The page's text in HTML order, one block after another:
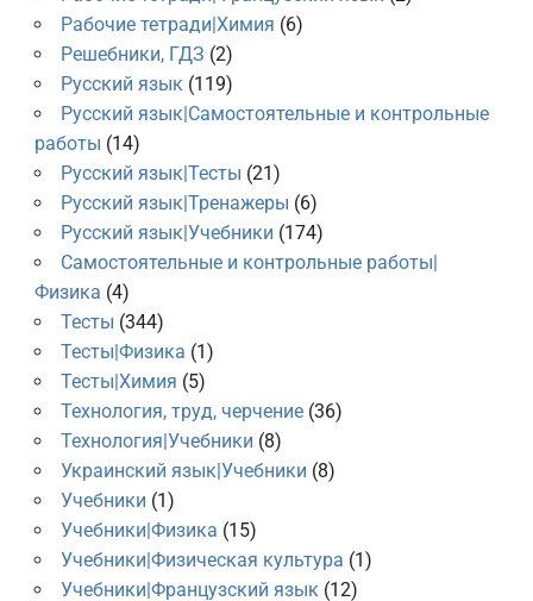
Рабочие тетради|Химия (6)
Решебники, ГДЗ (2)
Русский язык(119)
Русский язык|Самостоятельные и контрольные
работы (14)
Русский язык|Тесты (21)
Русский язык|Тренажеры (6)
Русский язык|Учебники (174)
Самостоятельные и контрольные работы|
Физика (4)
Тесты (344)
Тесты|Физика (1)
Тесты|Химия (5)
Технология, труд, черчение(36)
Технология|Учебники (8)
Украинский язык|Учебники (8)
Учебники (1)
Учебники|Физика (15)
Учебники|Физическая культура (1)
Учебники|Французский язык(12)